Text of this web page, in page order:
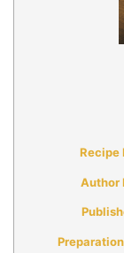
Recipe
Author